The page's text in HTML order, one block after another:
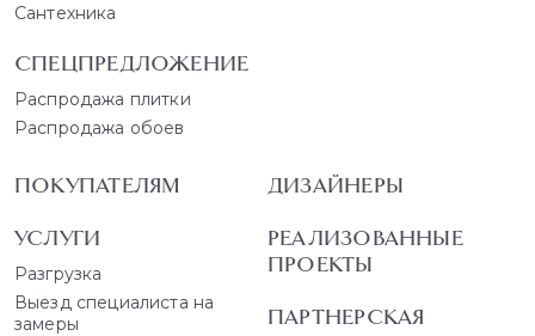
Сантехника
СПЕЦПРЕДЛОЖЕНИЕ
Распродажа плитки
Распродажа обоев
ПОКУПАТЕЛЯМ
УСЛУГИ
Разгрузка
Выезд специалиста на
замеры
ДИЗАЙНЕРЫ
РЕАЛИЗОВАННЫЕ
ПРОЕКТЫ
ПАРТНЕРСКАЯ